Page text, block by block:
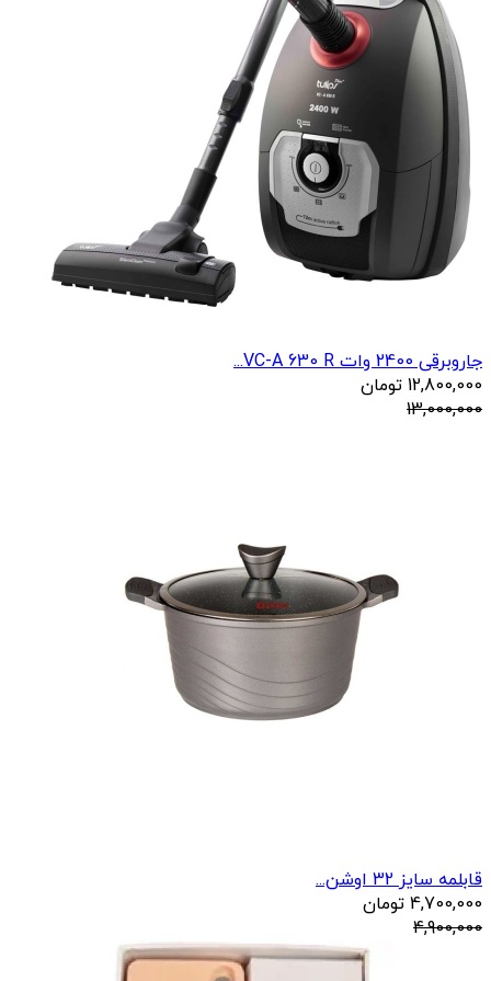
جاروبرقی 2400 وات VC-A 630 R...
12,800,000 تومان
13,000,000
قابلمه سایز 32 اوشن...
4,700,000 تومان
4,900,000